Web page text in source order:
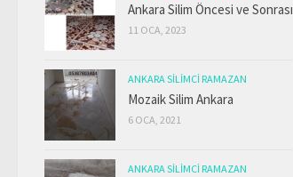
Ankara Silim Öncesi ve Sonrası
11 OCA, 2023
ANKARA SILIMCI RAMAZAN
Mozaik Silim Ankara
6 OCA, 2021
ANKARA SILIMCI RAMAZAN